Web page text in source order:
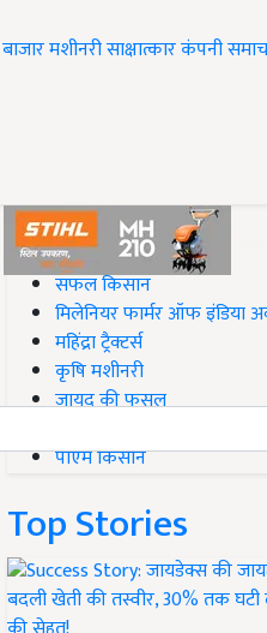
बाजारमशीनरीसाक्षात्कारकंपनी
#Top on Krishi Jagran
सफल किसान
मिलेनियर फार्मर ऑफ इंडिया
महिंद्रा ट्रैक्टर्स
कृषि मशीनरी
जायद की फसल
पीएम किसान
Top Stories